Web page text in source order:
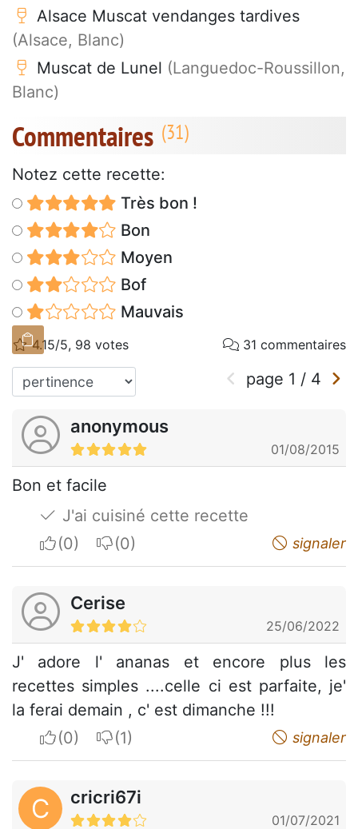
Alsace Muscat vendanges tardives
(Alsace, Blanc)
Muscat de Lunel (Languedoc-Roussillon,
Blanc)
Commentaires
Notez cette recette:
Très bon !
Bon
Moyen
Bof
Mauvais
4.15/5, 98 votes 31 commentaires
page 1 / 4
anonymous
01/08/2015
Bon et facile
J'ai cuisiné cette recette
I apreciateI do not appreciate signaler
Cerise
25/06/2022
J' adore l' ananas et encore plus les
recettes simples ....celle ci est parfaite, je'
la ferai demain , c' est dimanche !!!
I apreciateI do not appreciate signaler
C cricri67i
01/07/2021